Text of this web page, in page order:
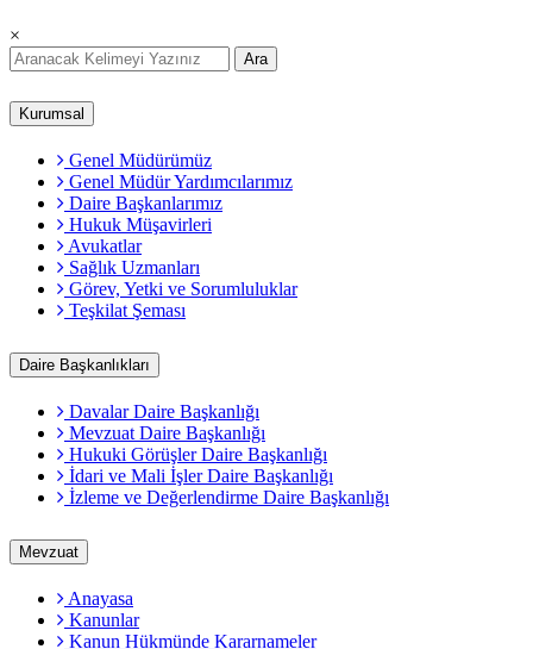
×
Ara
Kurumsal
Genel Müdürümüz
Genel Müdür Yardımcılarımız
Daire Başkanlarımız
Hukuk Müşavirleri
Avukatlar
Sağlık Uzmanları
Görev, Yetki ve Sorumluluklar
Teşkilat Şeması
Daire Başkanlıkları
Davalar Daire Başkanlığı
Mevzuat Daire Başkanlığı
Hukuki Görüşler Daire Başkanlığı
İdari ve Mali İşler Daire Başkanlığı
İzleme ve Değerlendirme Daire Başkanlığı
Mevzuat
Anayasa
Kanunlar
Kanun Hükmünde Kararnameler